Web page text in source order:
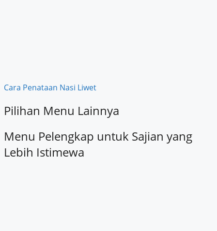
Cara Penataan Nasi Liwet
Pilihan Menu Lainnya
Menu Pelengkap untuk Sajian yang
Lebih Istimewa